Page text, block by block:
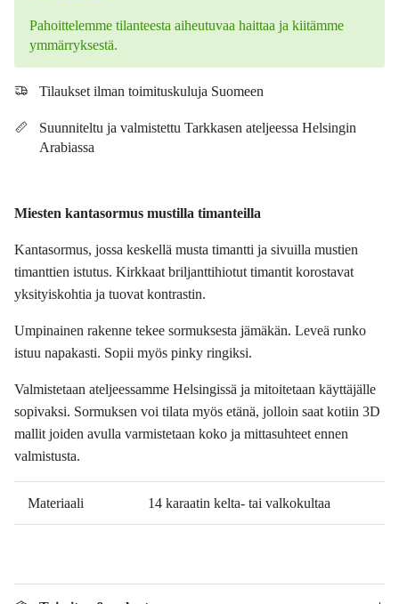
Pahoittelemme tilanteesta aiheutuvaa haittaa ja kiitämme
ymmärryksestä.
Tilaukset ilman toimituskuluja Suomeen
Suunniteltu ja valmistettu Tarkkasen ateljeessa Helsingin
Arabiassa
Miesten kantasormus mustilla timanteilla
Kantasormus, jossa keskellä musta timantti ja sivuilla mustien
timanttien istutus. Kirkkaat briljanttihiotut timantit korostavat
yksityiskohtia ja tuovat kontrastin.
Umpinainen rakenne tekee sormuksesta jämäkän. Leveä runko
istuu napakasti. Sopii myös pinky ringiksi.
Valmistetaan ateljeessamme Helsingissä ja mitoitetaan käyttäjälle
sopivaksi. Sormuksen voi tilata myös etänä, jolloin saat kotiin 3D
mallit joiden avulla varmistetaan koko ja mittasuhteet ennen
valmistusta.
Materiaali 14 karaatin kelta- tai valkokultaa